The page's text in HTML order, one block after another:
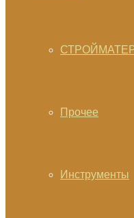
Прочее
Инструменты